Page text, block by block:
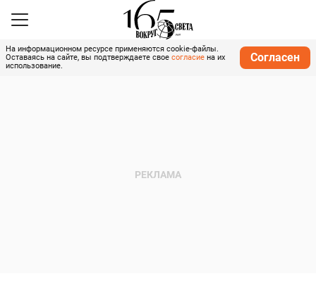
На информационном ресурсе применяются cookie-файлы.
Оставаясь на сайте, вы подтверждаете свое согласие на их
использование.
Согласен